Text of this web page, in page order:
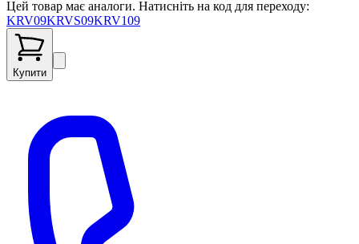
Цей товар має аналоги. Натисніть на код для переходу:
KRV09KRVS09KRV109
Купити